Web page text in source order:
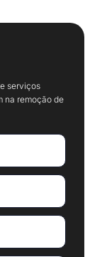
serviços
na remoção de